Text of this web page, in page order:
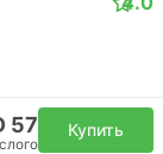
57 Купить